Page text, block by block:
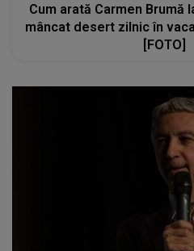
Cum arată Carmen Brumă
mâncat desert zilnic în
[FOTO]